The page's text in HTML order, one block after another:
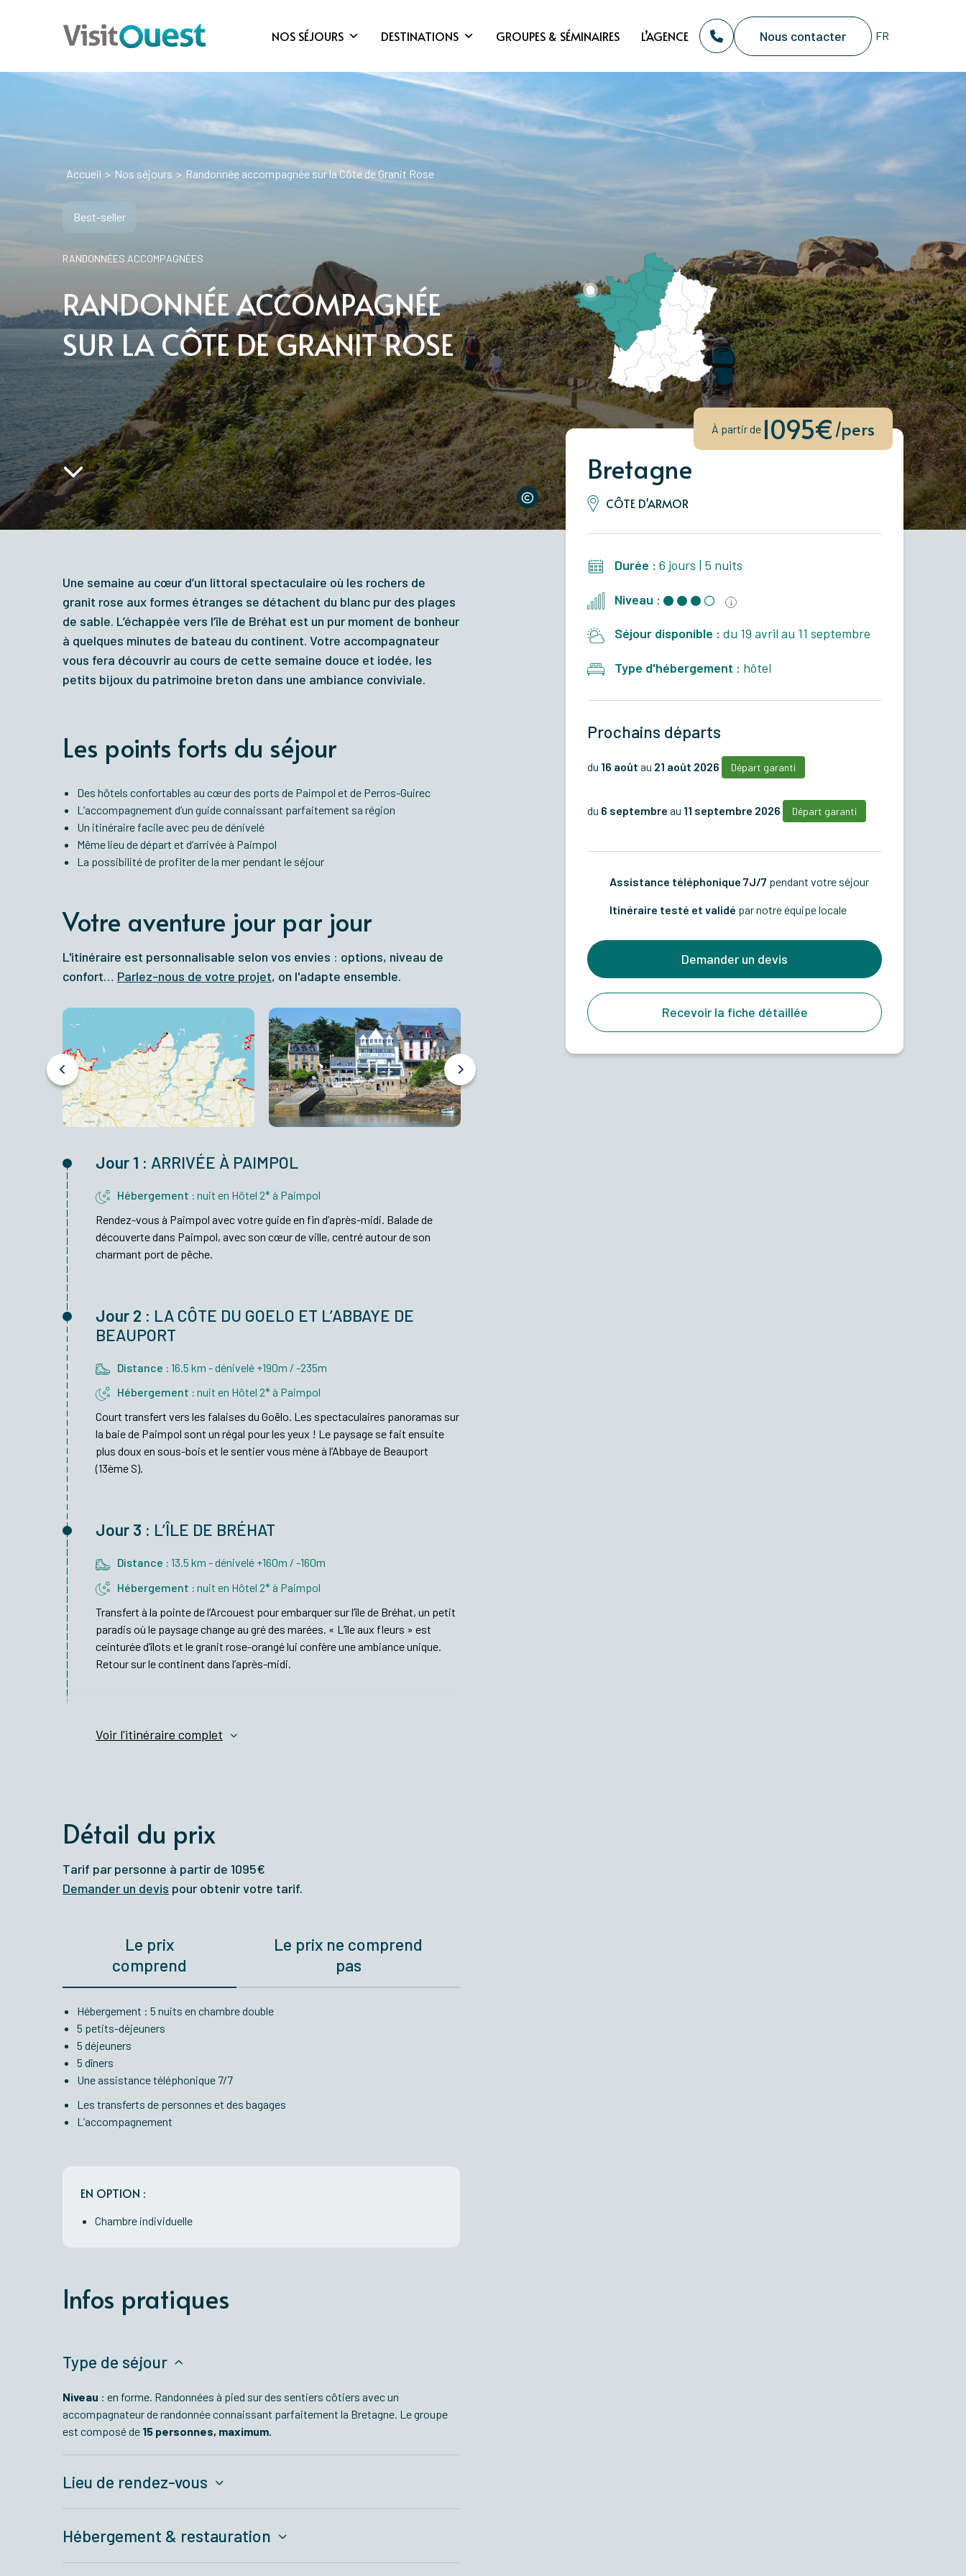
NOS SÉJOURS DESTINATIONS GROUPES & SÉMINAIRES L’AGENCE Nous contacter
Accueil > Nos séjours > Randonnée accompagnée sur la Côte de Granit Rose
Best-seller
RANDONNÉES ACCOMPAGNÉES
RANDONNÉE ACCOMPAGNÉE
SUR LA CÔTE DE GRANIT ROSE
Une semaine au cœur d’un littoral spectaculaire où les rochers de
granit rose aux formes étranges se détachent du blanc pur des plages
de sable. L’échappée vers l’île de Bréhat est un pur moment de bonheur
à quelques minutes de bateau du continent. Votre accompagnateur
vous fera découvrir au cours de cette semaine douce et iodée, les
petits bijoux du patrimoine breton dans une ambiance conviviale.
Les points forts du séjour
Des hôtels confortables au cœur des ports de Paimpol et de Perros-Guirec
L’accompagnement d’un guide connaissant parfaitement sa région
Un itinéraire facile avec peu de dénivelé
Même lieu de départ et d’arrivée à Paimpol
La possibilité de profiter de la mer pendant le séjour
Votre aventure jour par jour
L'itinéraire est personnalisable selon vos envies : options, niveau de
confort… Parlez-nous de votre projet, on l'adapte ensemble.
Jour 1 : ARRIVÉE À PAIMPOL
Hébergement : nuit en Hôtel 2* à Paimpol
Rendez-vous à Paimpol avec votre guide en fin d’après-midi. Balade de
découverte dans Paimpol, avec son cœur de ville, centré autour de son
charmant port de pêche.
Jour 2 : LA CÔTE DU GOELO ET L’ABBAYE DE
BEAUPORT
Distance : 16.5 km - dénivelé +190m / -235m
Hébergement : nuit en Hôtel 2* à Paimpol
Court transfert vers les falaises du Goëlo. Les spectaculaires panoramas sur
la baie de Paimpol sont un régal pour les yeux ! Le paysage se fait ensuite
plus doux en sous-bois et le sentier vous mène à l’Abbaye de Beauport
(13ème S).
Jour 3 : L’ÎLE DE BRÉHAT
Distance : 13.5 km - dénivelé +160m / -160m
Hébergement : nuit en Hôtel 2* à Paimpol
Transfert à la pointe de l’Arcouest pour embarquer sur l’île de Bréhat, un petit
paradis où le paysage change au gré des marées. « L’île aux fleurs » est
ceinturée d’îlots et le granit rose-orangé lui confère une ambiance unique.
Retour sur le continent dans l’après-midi.
Voir l'itinéraire complet
Détail du prix
Tarif par personne à partir de 1095€
Demander un devis pour obtenir votre tarif.
Le prix
comprend
Le prix ne comprend
pas
Hébergement : 5 nuits en chambre double
5 petits-déjeuners
5 déjeuners
5 dîners
Une assistance téléphonique 7/7
Les transferts de personnes et des bagages
L’accompagnement
EN OPTION :
Chambre individuelle
Infos pratiques
Type de séjour
Niveau : en forme. Randonnées à pied sur des sentiers côtiers avec un
accompagnateur de randonnée connaissant parfaitement la Bretagne. Le groupe
est composé de 15 personnes, maximum.
Lieu de rendez-vous
Hébergement & restauration
À partir de 1095€/pers
Bretagne
CÔTE D'ARMOR
Durée : 6 jours | 5 nuits
Niveau :
Séjour disponible : du 19 avril au 11 septembre
Type d'hébergement : hôtel
Prochains départs
du 16 août au 21 août 2026 Départ garanti
du 6 septembre au 11 septembre 2026 Départ garanti
Assistance téléphonique 7J/7 pendant votre séjour
Itinéraire testé et validé par notre équipe locale
Demander un devis
Recevoir la fiche détaillée